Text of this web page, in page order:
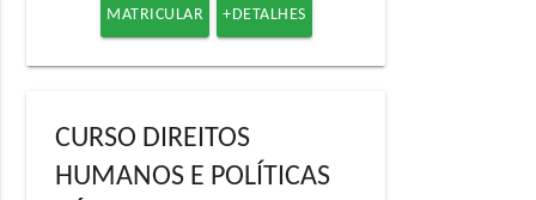
MATRICULAR +DETALHES
CURSO DIREITOS
HUMANOS E POLÍTICAS